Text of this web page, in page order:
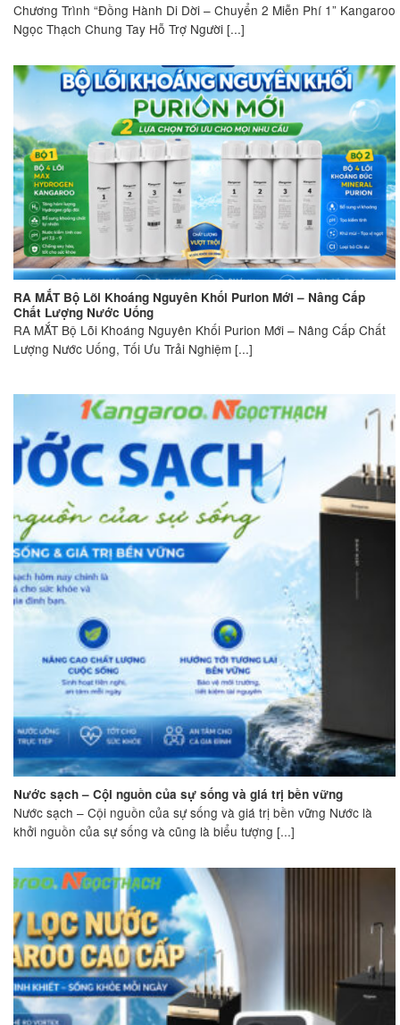
Chương Trình “Đồng Hành Di Dời – Chuyển 2 Miễn Phí 1” Kangaroo
Ngọc Thạch Chung Tay Hỗ Trợ Người [...]
RA MẮT Bộ Lõi Khoáng Nguyên Khối Purion Mới – Nâng Cấp
Chất Lượng Nước Uống
RA MẮT Bộ Lõi Khoáng Nguyên Khối Purion Mới – Nâng Cấp Chất
Lượng Nước Uống, Tối Ưu Trải Nghiệm [...]
Nước sạch – Cội nguồn của sự sống và giá trị bền vững
Nước sạch – Cội nguồn của sự sống và giá trị bền vững Nước là
khởi nguồn của sự sống và cũng là biểu tượng [...]